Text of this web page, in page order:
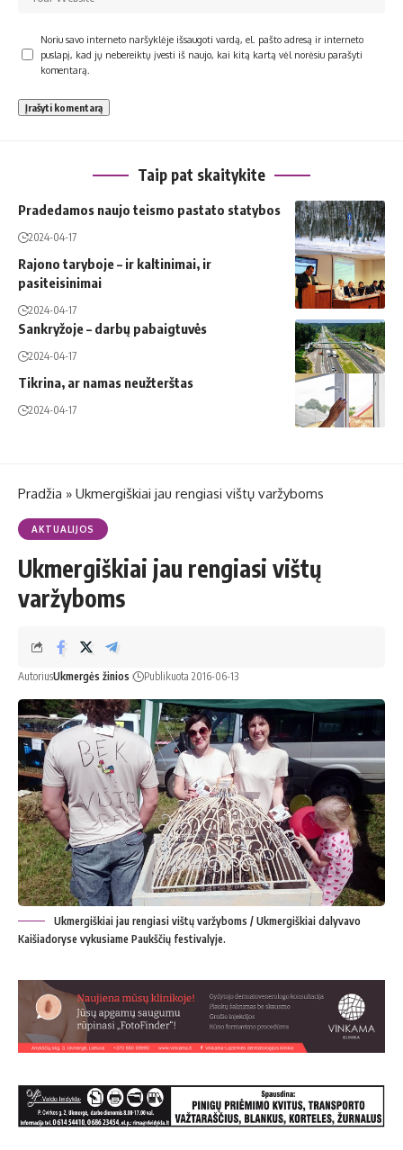
Noriu savo interneto naršyklėje išsaugoti vardą, el. pašto adresą ir interneto
puslapį, kad jų nebereiktų įvesti iš naujo, kai kitą kartą vėl norėsiu parašyti
komentarą.
Taip pat skaitykite
Pradedamos naujo teismo pastato statybos
2024-04-17
Rajono taryboje – ir kaltinimai, ir
pasiteisinimai
2024-04-17
Sankryžoje – darbų pabaigtuvės
2024-04-17
Tikrina, ar namas neužterštas
2024-04-17
Pradžia » Ukmergiškiai jau rengiasi vištų varžyboms
AKTUALIJOS
Ukmergiškiai jau rengiasi vištų
varžyboms
AutoriusUkmergės žinios Publikuota 2016-06-13
Ukmergiškiai jau rengiasi vištų varžyboms / Ukmergiškiai dalyvavo
Kaišiadoryse vykusiame Paukščių festivalyje.